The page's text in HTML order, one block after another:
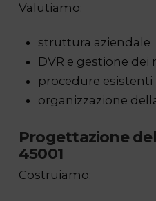
Valutiamo:
struttura aziendale
DVR e gestione dei
procedure esistenti
organizzazione
Progettazione
45001
Costruiamo: